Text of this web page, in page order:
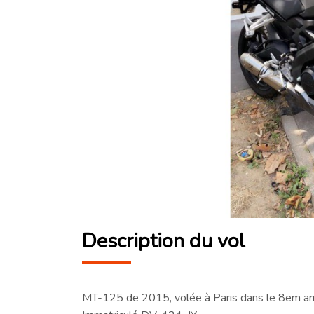
Description du vol
MT-125 de 2015, volée à Paris dans le 8em